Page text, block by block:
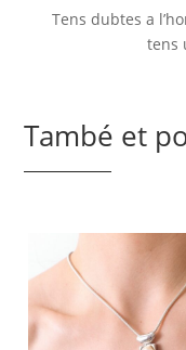
Tens dubtes a
tens
També et